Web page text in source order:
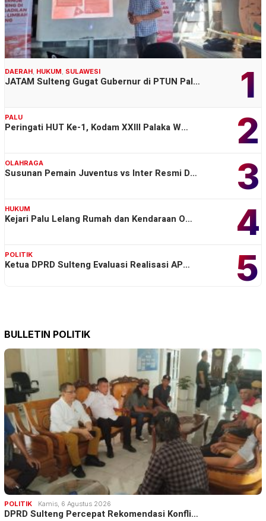
1
DAERAH, HUKUM, SULAWESI
JATAM Sulteng Gugat Gubernur di PTUN Pal…
2
PALU
Peringati HUT Ke-1, Kodam XXIII Palaka W…
3
OLAHRAGA
Susunan Pemain Juventus vs Inter Resmi D…
4
HUKUM
Kejari Palu Lelang Rumah dan Kendaraan O…
5
POLITIK
Ketua DPRD Sulteng Evaluasi Realisasi AP…
BULLETIN POLITIK
POLITIK Kamis, 6 Agustus 2026
DPRD Sulteng Percepat Rekomendasi Konfli…